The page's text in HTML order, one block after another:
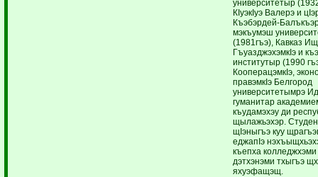
университетыр
КIуэкIуэ Валерэ и
Къэбэрдей-
мэкъумэш
(1981гъэ), Кавказ
ГъуазджэхэмкIэ и
институтыр (1990
КооперацэмкIэ,
правэмкIэ Белгород
университетымрэ
гуманитар
къудамэхэу ди
щылажьэхэр.
щIэныгъэ куу
еджапIэ
къепха
дэтхэнэми тхыгъэ
яхуэфащэщ.